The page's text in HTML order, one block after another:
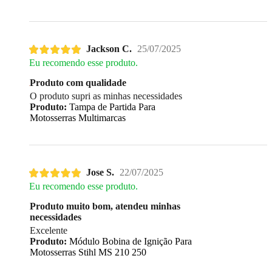
Jackson C. 25/07/2025
Eu recomendo esse produto.
Produto com qualidade
O produto supri as minhas necessidades
Produto: Tampa de Partida Para
Motosserras Multimarcas
Jose S. 22/07/2025
Eu recomendo esse produto.
Produto muito bom, atendeu minhas
necessidades
Excelente
Produto: Módulo Bobina de Ignição Para
Motosserras Stihl MS 210 250